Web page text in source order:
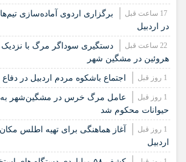
برگزاری اردوی آماده‌سازی
در اردبیل
هروئین در مشگین شهر
اجتماع باشکوه مردم اردبیل در دفاع
عامل مرگ خرس در مشگین‌شهر به
حیوانات محکوم شد
آغاز هماهنگی برای تهیه اطلس
اردبیل